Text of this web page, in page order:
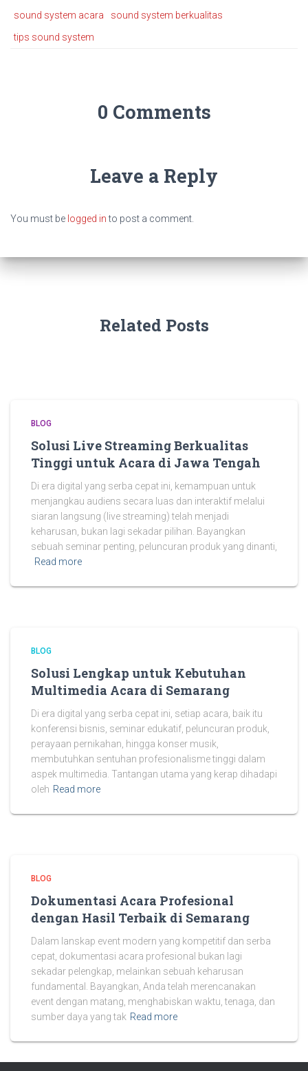
sound system acara
sound system berkualitas
tips sound system
0 Comments
Leave a Reply
You must be logged into post a comment.
Related Posts
BLOG
Solusi Live Streaming Berkualitas
Tinggi untuk Acara di Jawa Tengah
Di era digital yang serba cepat ini, kemampuan untuk
menjangkau audiens secara luas dan interaktif melalui
siaran langsung (live streaming) telah menjadi
keharusan, bukan lagi sekadar pilihan. Bayangkan
sebuah seminar penting, peluncuran produk yang dinanti,
Read more
BLOG
Solusi Lengkap untuk Kebutuhan
Multimedia Acara di Semarang
Di era digital yang serba cepat ini, setiap acara, baik itu
konferensi bisnis, seminar edukatif, peluncuran produk,
perayaan pernikahan, hingga konser musik,
membutuhkan sentuhan profesionalisme tinggi dalam
aspek multimedia. Tantangan utama yang kerap dihadapi
oleh Read more
BLOG
Dokumentasi Acara Profesional
dengan Hasil Terbaik di Semarang
Dalam lanskap event modern yang kompetitif dan serba
cepat, dokumentasi acara profesional bukan lagi
sekadar pelengkap, melainkan sebuah keharusan
fundamental. Bayangkan, Anda telah merencanakan
event dengan matang, menghabiskan waktu, tenaga, dan
sumber daya yang tak Read more